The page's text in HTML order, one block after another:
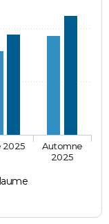
2025
Automne
2025